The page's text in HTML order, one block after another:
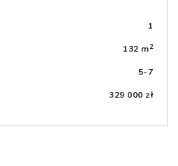
1
132 m2
5-7
329 000 zł